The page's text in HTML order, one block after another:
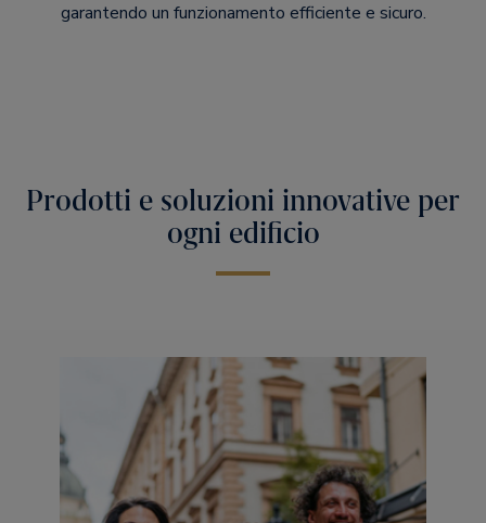
garantendo un funzionamento efficiente e sicuro.
Prodotti e soluzioni innovative per
ogni edificio